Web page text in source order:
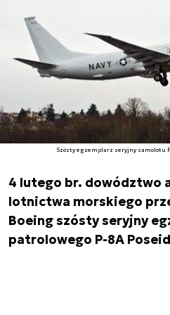
Szósty egzemplarz seryjny samolotu
4 lutego br. dowództwo
lotnictwa morskiego
Boeing szósty seryjny
patrolowego P-8A